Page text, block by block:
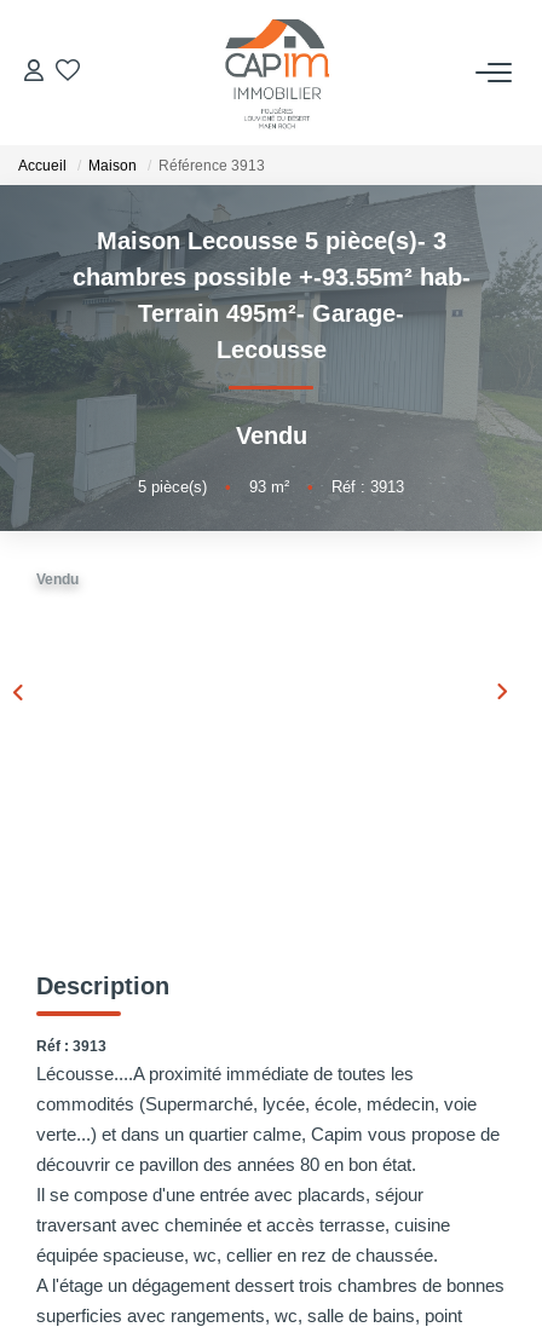
VENTES
ESTIMATION
NOTRE AGENCE
Qui Sommes Nous
Notre Équipe
Nous Rejoindre
Nos Actualités
CONTACT
Accueil Maison Référence 3913
Maison Lecousse 5 pièce(s)- 3
chambres possible +-93.55m² hab-
Terrain 495m²- Garage-
Lecousse
Vendu
5 pièce(s) • 93 m² • Réf : 3913
Vendu
Description
Réf : 3913
Lécousse....A proximité immédiate de toutes les
commodités (Supermarché, lycée, école, médecin, voie
verte...) et dans un quartier calme, Capim vous propose de
découvrir ce pavillon des années 80 en bon état.
Il se compose d'une entrée avec placards, séjour
traversant avec cheminée et accès terrasse, cuisine
équipée spacieuse, wc, cellier en rez de chaussée.
A l'étage un dégagement dessert trois chambres de bonnes
superficies avec rangements, wc, salle de bains, point